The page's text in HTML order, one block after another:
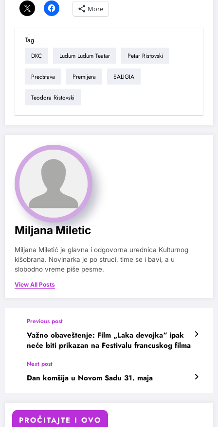
More
Tag
DKC Ludum Ludum Teatar Petar Ristovski
Predstava Premijera SALIGIA
Teodora Ristovski
Miljana Miletic
Miljana Miletić je glavna i odgovorna urednica Kulturnog
kišobrana. Novinarka je po struci, time se i bavi, a u
slobodno vreme piše pesme.
View All Posts
Previous post
Važno obaveštenje: Film „Laka devojka“ ipak
neće biti prikazan na Festivalu francuskog filma
Next post
Dan komšija u Novom Sadu 31. maja
PROČITAJTE I OVO